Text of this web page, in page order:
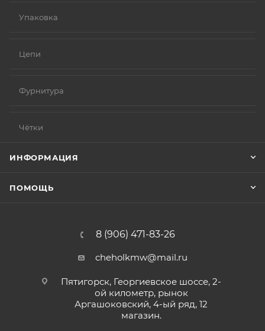
Упаковка
Цепи
Фурнитура
Чётки
ИНФОРМАЦИЯ
ПОМОЩЬ
8 (906) 471-83-26
cheholkmw@mail.ru
Пятигорск, Георгиевское шоссе, 2-
ой километр, рынок
Аргашоковский, 4-ый ряд, 12
магазин.